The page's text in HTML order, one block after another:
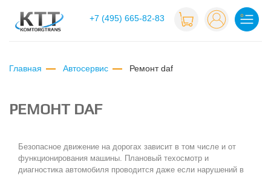
+7 (495) 665-82-83
Главная Автосервис ремонт daf
РЕМОНТ DAF
Безопасное движение на дорогах зависит в том числе и от
функционирования машины. Плановый техосмотр и
диагностика автомобиля проводится даже если нарушений в